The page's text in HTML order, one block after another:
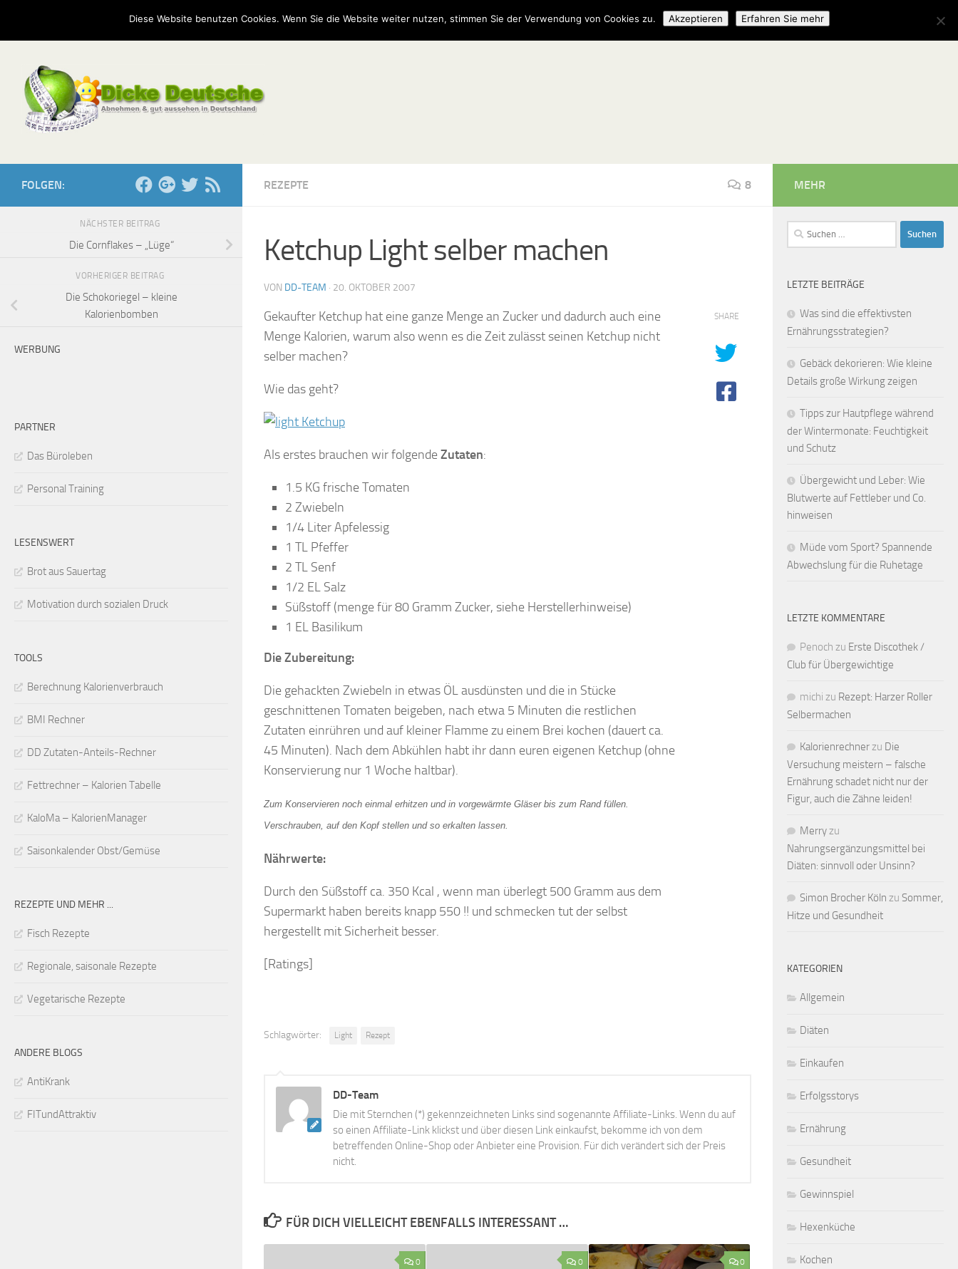
Kontakt Serien Umfragen
REZEPTE 8
Ketchup Light selber machen
VON DD-TEAM · 20. OKTOBER 2007
Gekaufter Ketchup hat eine ganze Menge an Zucker und dadurch auch eine
Menge Kalorien, warum also wenn es die Zeit zulässt seinen Ketchup nicht
selber machen?
Wie das geht?
Als erstes brauchen wir folgendeZutaten:
1.5 KG frische Tomaten
2 Zwiebeln
1/4 Liter Apfelessig
1 TL Pfeffer
2 TL Senf
1/2 EL Salz
Süßstoff (menge für 80 Gramm Zucker, siehe Herstellerhinweise)
1 EL Basilikum
Die Zubereitung:
Die gehackten Zwiebeln in etwas ÖL ausdünsten und die in Stücke
geschnittenen Tomaten beigeben, nach etwa 5 Minuten die restlichen
Zutaten einrühren und auf kleiner Flamme zu einem Brei kochen (dauert ca.
45 Minuten). Nach dem Abkühlen habt ihr dann euren eigenen Ketchup (ohne
Konservierung nur 1 Woche haltbar).
Zum Konservieren noch einmal erhitzen und in vorgewärmte Gläser bis zum Rand füllen.
Verschrauben, auf den Kopf stellen und so erkalten lassen.
Nährwerte:
Durch den Süßstoff ca. 350 Kcal , wenn man überlegt 500 Gramm aus dem
Supermarkt haben bereits knapp 550 !! und schmecken tut der selbst
hergestellt mit Sicherheit besser.
[Ratings]
SHARE
Schlagwörter: Light Rezept
DD-Team
Die mit Sternchen (*) gekennzeichneten Links sind sogenannte Affiliate-Links. Wenn du auf
so einen Affiliate-Link klickst und über diesen Link einkaufst, bekomme ich von dem
betreffenden Online-Shop oder Anbieter eine Provision. Für dich verändert sich der Preis
nicht.
FÜR DICH VIELLEICHT EBENFALLS INTERESSANT …
0 0 0
FOLGEN:
NÄCHSTER BEITRAG
Die Cornflakes – „Lüge“
VORHERIGER BEITRAG
Die Schokoriegel – kleine
Kalorienbomben
WERBUNG
PARTNER
Das Büroleben
Personal Training
LESENSWERT
Brot aus Sauertag
Motivation durch sozialen Druck
TOOLS
Berechnung Kalorienverbrauch
BMI Rechner
DD Zutaten-Anteils-Rechner
Fettrechner – Kalorien Tabelle
KaloMa – KalorienManager
Saisonkalender Obst/Gemüse
REZEPTE UND MEHR ...
Fisch Rezepte
Regionale, saisonale Rezepte
Vegetarische Rezepte
ANDERE BLOGS
AntiKrank
FITundAttraktiv
MEHR
Suchen
nach:
LETZTE BEITRÄGE
Was sind die effektivsten
Ernährungsstrategien?
Gebäck dekorieren: Wie kleine
Details große Wirkung zeigen
Tipps zur Hautpflege während
der Wintermonate: Feuchtigkeit
und Schutz
Übergewicht und Leber: Wie
Blutwerte auf Fettleber und Co.
hinweisen
Müde vom Sport? Spannende
Abwechslung für die Ruhetage
LETZTE KOMMENTARE
Penoch zu Erste Discothek /
Club für Übergewichtige
michi zu Rezept: Harzer Roller
Selbermachen
Kalorienrechnerzu Die
Versuchung meistern – falsche
Ernährung schadet nicht nur der
Figur, auch die Zähne leiden!
Merryzu
Nahrungsergänzungsmittel bei
Diäten: sinnvoll oder Unsinn?
Simon Brocher Köln zu Sommer,
Hitze und Gesundheit
KATEGORIEN
Allgemein
Diäten
Einkaufen
Erfolgsstorys
Ernährung
Gesundheit
Gewinnspiel
Hexenküche
Kochen
Diese Website benutzen Cookies. Wenn Sie die Website weiter nutzen, stimmen Sie der Verwendung von Cookies zu. Akzeptieren Erfahren Sie mehr